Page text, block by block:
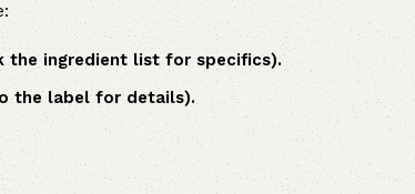
the ingredient list for specifics).
the label for details).